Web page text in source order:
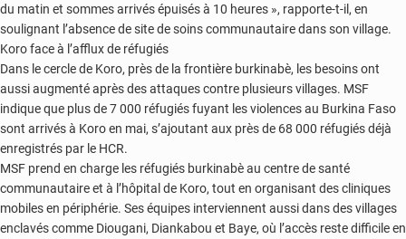
du matin et sommes arrivés épuisés à 10 heures », rapporte-t-il, en
soulignant l’absence de site de soins communautaire dans son village.
Koro face à l’afflux de réfugiés
Dans le cercle de Koro, près de la frontière burkinabè, les besoins ont
aussi augmenté après des attaques contre plusieurs villages. MSF
indique que plus de 7 000 réfugiés fuyant les violences au Burkina Faso
sont arrivés à Koro en mai, s’ajoutant aux près de 68 000 réfugiés déjà
enregistrés par le HCR.
MSF prend en charge les réfugiés burkinabè au centre de santé
communautaire et à l’hôpital de Koro, tout en organisant des cliniques
mobiles en périphérie. Ses équipes interviennent aussi dans des villages
enclavés comme Diougani, Diankabou et Baye, où l’accès reste difficile en